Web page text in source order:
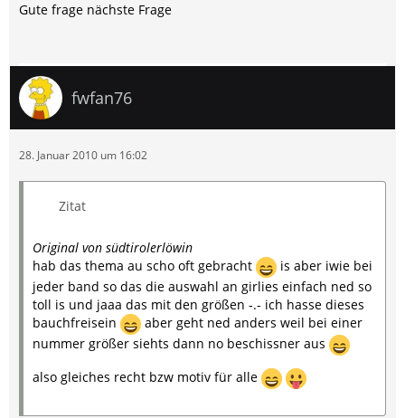
Gute frage nächste Frage
fwfan76
28. Januar 2010 um 16:02
Zitat
Original von südtirolerlöwin
hab das thema au scho oft gebracht
is aber iwie bei
jeder band so das die auswahl an girlies einfach ned so
toll is und jaaa das mit den größen -.- ich hasse dieses
bauchfreisein
aber geht ned anders weil bei einer
nummer größer siehts dann no beschissner aus
also gleiches recht bzw motiv für alle